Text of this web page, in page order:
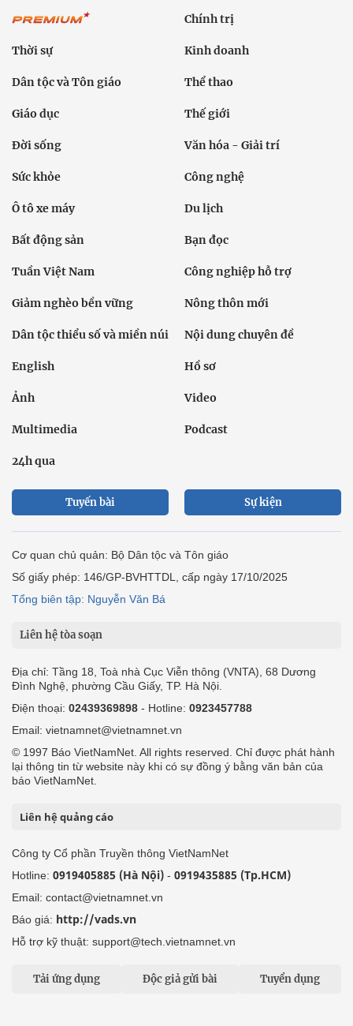
Chính trị
Thời sự Kinh doanh
Dân tộc và Tôn giáo Thể thao
Giáo dục Thế giới
Đời sống Văn hóa - Giải trí
Sức khỏe Công nghệ
Ô tô xe máy Du lịch
Bất động sản Bạn đọc
Tuần Việt Nam Công nghiệp hỗ trợ
Giảm nghèo bền vững Nông thôn mới
Dân tộc thiểu số và miền núi Nội dung chuyên đề
English Hồ sơ
Ảnh Video
Multimedia Podcast
24h qua
Tuyến bài Sự kiện
Cơ quan chủ quản: Bộ Dân tộc và Tôn giáo
Số giấy phép: 146/GP-BVHTTDL, cấp ngày 17/10/2025
Tổng biên tập: Nguyễn Văn Bá
Liên hệ tòa soạn
Địa chỉ: Tầng 18, Toà nhà Cục Viễn thông (VNTA), 68 Dương
Đình Nghệ, phường Cầu Giấy, TP. Hà Nội.
Điện thoại: 02439369898 - Hotline: 0923457788
Email: vietnamnet@vietnamnet.vn
© 1997 Báo VietNamNet. All rights reserved. Chỉ được phát hành
lại thông tin từ website này khi có sự đồng ý bằng văn bản của
báo VietNamNet.
Liên hệ quảng cáo
Công ty Cổ phần Truyền thông VietNamNet
Hotline: 0919405885 (Hà Nội) - 0919435885 (Tp.HCM)
Email: contact@vietnamnet.vn
Báo giá: http://vads.vn
Hỗ trợ kỹ thuật: support@tech.vietnamnet.vn
Tải ứng dụng Độc giả gửi bài Tuyển dụng